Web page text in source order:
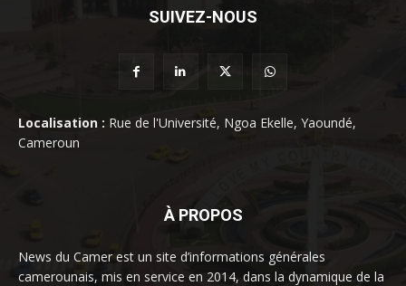
SUIVEZ-NOUS
Localisation : Rue de l'Université, Ngoa Ekelle, Yaoundé,
Cameroun
À PROPOS
News du Camer est un site d’informations générales
camerounais, mis en service en 2014, dans la dynamique de la